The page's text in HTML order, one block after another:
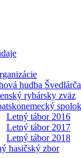
hudba
rybársky zväz
spolok
Letný tábor 2016
Letný tábor 2017
Letný tábor 2018
hasičský zbor